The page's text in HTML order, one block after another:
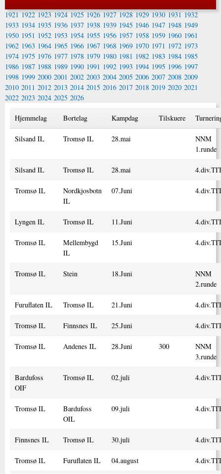
1921 1922 1923 1924 1925 1926 1927 1928 1929 1930 1931 1932
1933 1934 1935 1936 1937 1938 1939 1945 1946 1947 1948 1949
1950 1951 1952 1953 1954 1955 1956 1957 1958 1959 1960 1961
1962 1963 1964 1965 1966 1967 1968 1969 1970 1971 1972 1973
1974 1975 1976 1977 1978 1979 1980 1981 1982 1983 1984 1985
1986 1987 1988 1989 1990 1991 1992 1993 1994 1995 1996 1997
1998 1999 2000 2001 2002 2003 2004 2005 2006 2007 2008 2009
2010 2011 2012 2013 2014 2015 2016 2017 2018 2019 2020 2021
2022 2023 2024 2025 2026
Hjemmelag Bortelag Kampdag Tilskuere
Silsand IL Tromsø IL 28.mai
NNM
1.runde
Silsand IL Tromsø IL 28.mai
Tromsø IL
Nordkjosbotn
IL
07.Juni
Lyngen IL Tromsø IL 11.Juni
Tromsø IL
Mellembygd
IL
15.Juni
Tromsø IL Stein 18.Juni
NNM
2.runde
Furuflaten IL Tromsø IL 21.Juni
Tromsø IL Finnsnes IL 25.Juni
Tromsø IL Andenes IL 28.Juni 300
NNM
3.runde
Bardufoss
OIF
Tromsø IL 02.juli
Tromsø IL
Bardufoss
OIL
09.juli
Finnsnes IL Tromsø IL 30.juli
Tromsø IL Furuflaten IL 04.august